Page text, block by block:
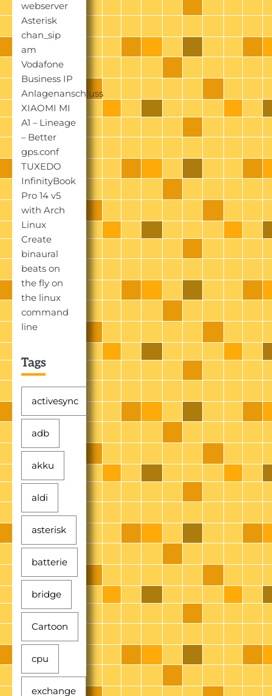
webserver
Asterisk
chan_sip
am
Vodafone
Business IP
Anlagenanschluss
XIAOMI MI
A1 – Lineage
– Better
gps.conf
TUXEDO
InfinityBook
Pro 14 v5
with Arch
Linux
Create
binaural
beats on
the fly on
the linux
command
line
Tags
activesync
adb
akku
aldi
asterisk
batterie
bridge
Cartoon
cpu
exchange